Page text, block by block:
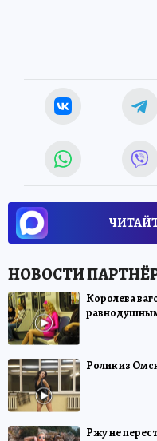
Королева
Ролик из
Ржу не